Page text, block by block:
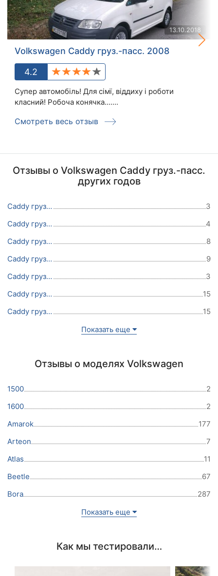
13.10.2018
Volkswagen Caddy груз.-пасс. 2008
4.2
Супер автомобіль! Для сімї, віддиху і роботи
класний! Робоча конячка.......
Смотреть весь отзыв
Отзывы о Volkswagen Caddy груз.-пасс.
других годов
Caddy груз.-пасс. 2018
3
Caddy груз.-пасс. 2017
4
Caddy груз.-пасс. 2016
8
Caddy груз.-пасс. 2015
9
Caddy груз.-пасс. 2014
3
Caddy груз.-пасс. 2013
15
Caddy груз.-пасс. 2012
15
Показать еще
Отзывы о моделях Volkswagen
1500
2
1600
2
Amarok
177
Arteon
7
Atlas
11
Beetle
67
Bora
287
Показать еще
Как мы тестировали…